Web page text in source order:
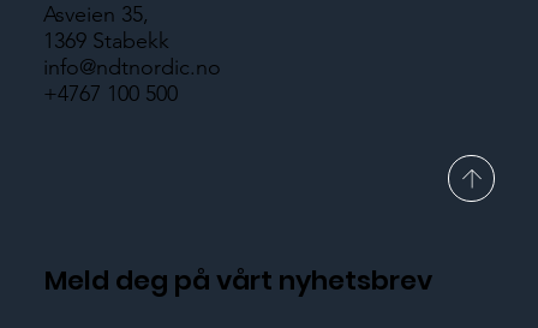
Asveien 35,
1369 Stabekk
info@ndtnordic.no
+4767 100 500
Meld deg på vårt nyhetsbrev